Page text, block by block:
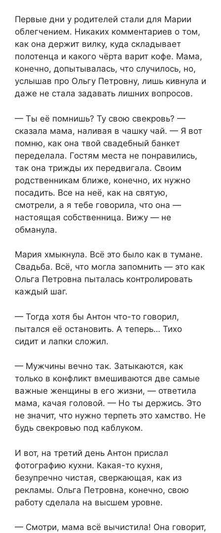
Первые дни у родителей стали для Марии
облегчением. Никаких комментариев о том,
как она держит вилку, куда складывает
полотенца и какого чёрта варит кофе. Мама,
конечно, допытывалась, что случилось, но,
услышав про Ольгу Петровну, лишь кивнула и
даже не стала задавать лишних вопросов.
— Ты её помнишь? Ту свою свекровь? —
сказала мама, наливая в чашку чай. — Я вот
помню, как она твой свадебный банкет
переделала. Гостям места не понравились,
так она трижды их передвигала. Своим
родственникам ближе, конечно, их нужно
посадить. Все на неё, как на святую,
смотрели, а я тебе говорила, что она —
настоящая собственница. Вижу — не
обманула.
Мария хмыкнула. Всё это было как в тумане.
Свадьба. Всё, что могла запомнить — это как
Ольга Петровна пыталась контролировать
каждый шаг.
— Тогда хотя бы Антон что-то говорил,
пытался её остановить. А теперь… Тихо
сидит и лапки сложил.
— Мужчины вечно так. Затыкаются, как
только в конфликт вмешиваются две самые
важные женщины в его жизни, — ответила
мама, качая головой. — Но ты держись. Это
не значит, что нужно терпеть это хамство. Не
будь свекровью под каблуком.
И вот, на третий день Антон прислал
фотографию кухни. Какая-то кухня,
безупречно чистая, сверкающая, как из
рекламы. Ольга Петровна, конечно, свою
работу сделала на высшем уровне.
— Смотри, мама всё вычистила! Она говорит,